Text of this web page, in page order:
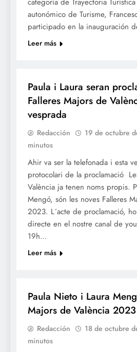
autonómico de Turisme,
participado en la inauguración
Leer más
Paula i Laura seran
Falleres Majors de
vesprada
Redacción 19 de octubre
minutos
Ahir va ser la telefonada i esta
protocolari de la proclamació
València ja tenen noms propis.
Mengó, són les noves Falleres
2023. L´acte de proclamació,
directe en el nostre canal de
19h…
Leer más
Paula Nieto i Laura
Majors de València 2023
Redacción 18 de octubre
minutos